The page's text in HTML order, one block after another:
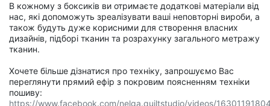
В кожному з боксиків ви отримаєте додаткові матеріали від
нас, які допоможуть зреалізувати ваші неповторні вироби, а
також будуть дуже корисними для створення власних
дизайнів, підборі тканин та розрахунку загального метражу
тканин.
Хочете більше дізнатися про техніку, запрошуємо Вас
переглянути прямий ефір з покровим поясненням техніки
пошиву:
https://www.facebook.com/nelga.quiltstudio/videos/